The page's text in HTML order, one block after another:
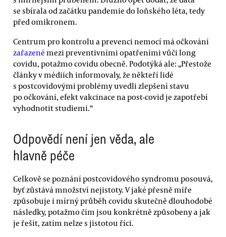
se sbírala od začátku pandemie do loňského léta, tedy
před omikronem.
Centrum pro kontrolu a prevenci nemocí má očkování
zařazené mezi preventivními opatřeními vůči long
covidu, potažmo covidu obecně. Podotýká ale: „Přestože
články v médiích informovaly, že někteří lidé
s postcovidovými problémy uvedli zlepšení stavu
po očkování, efekt vakcinace na post-covid je zapotřebí
vyhodnotit studiemi.“
Odpovědí není jen věda, ale
hlavně péče
Celkově se poznání postcovidového syndromu posouvá,
byť zůstává množství nejistoty. V jaké přesně míře
způsobuje i mírný průběh covidu skutečně dlouhodobé
následky, potažmo čím jsou konkrétně způsobeny a jak
je řešit, zatím nelze s jistotou říci.